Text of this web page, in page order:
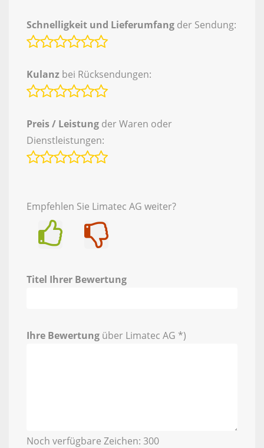
Schnelligkeit und Lieferumfang der Sendung:
Kulanz bei Rücksendungen:
Preis / Leistung der Waren oder
Dienstleistungen:
Empfehlen Sie Limatec AG weiter?
Titel Ihrer Bewertung
Ihre Bewertung über Limatec AG *)
Noch verfügbare Zeichen: 300